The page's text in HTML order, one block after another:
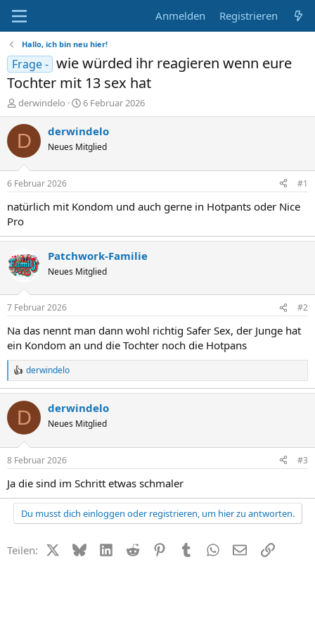
Anmelden Registrieren
Hallo, ich bin neu hier!
Frage - wie würded ihr reagieren wenn eure
Tochter mit 13 sex hat
E
r
s
l
e
r
derwindelo
E
r
s
t
e
t
a
6 Februar 2026
D derwindelo
Neues Mitglied
6 Februar 2026 #1
natürlich mit Kondom und auch gerne in Hotpants oder Nice
Pro
Patchwork-Familie
Neues Mitglied
7 Februar 2026 #2
Na das nennt man dann wohl richtig Safer Sex, der Junge hat
ein Kondom an und die Tochter noch die Hotpans
R
e
k
i
e
:
derwindelo
D derwindelo
Neues Mitglied
8 Februar 2026 #3
Ja die sind im Schritt etwas schmaler
Du musst dich einloggen oder registrieren, um hier zu antworten.
Teilen: X (Twitter)
BlueskyLinkedIn
Reddit PinterestTumblr WhatsApp
E-MailLink